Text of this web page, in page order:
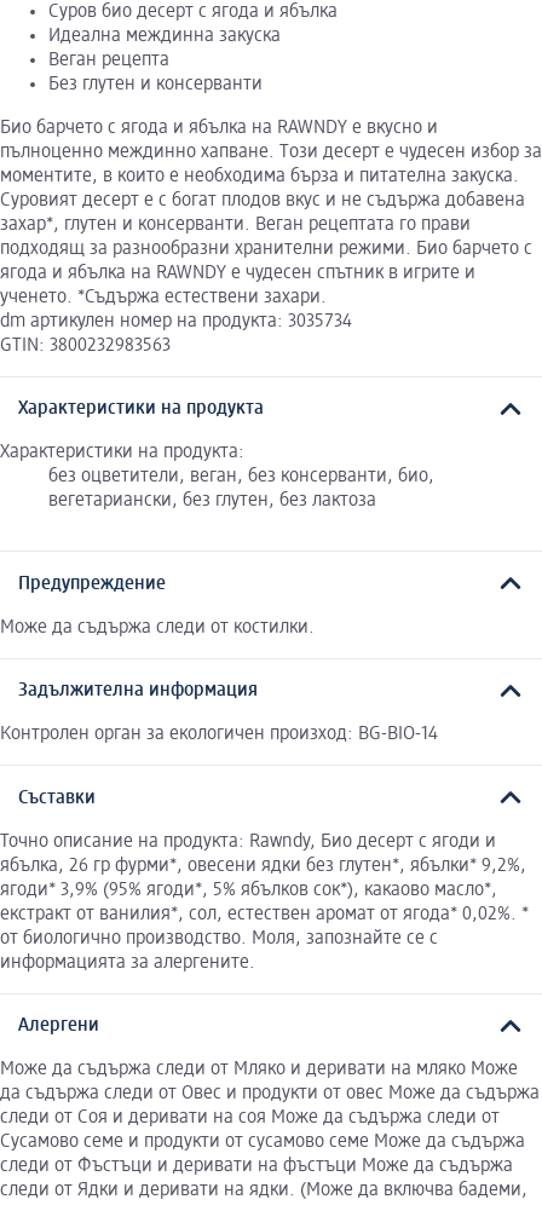
Суров био десерт с ягода и ябълка
Идеална междинна закуска
Веган рецепта
Без глутен и консерванти
Био барчето с ягода и ябълка на RAWNDY е вкусно и
пълноценно междинно хапване. Tози десерт е чудесен избор за
моментите, в които е необходима бърза и питателна закуска.
Суровият десерт е с богат плодов вкус и не съдържа добавена
захар*, глутен и консерванти. Веган рецептата го прави
подходящ за разнообразни хранителни режими. Био барчето с
ягода и ябълка на RAWNDY е чудесен спътник в игрите и
ученето. *Съдържа естествени захари.
dm артикулен номер на продукта: 3035734
GTIN: 3800232983563
Характеристики на продукта
Характеристики на продукта:
без оцветители, веган, без консерванти, био,
вегетариански, без глутен, без лактоза
Предупреждение
Може да съдържа следи от костилки.
Задължителна информация
Контролен орган за екологичен произход: BG-BIO-14
Съставки
Точно описание на продукта: Rawndy, Био десерт с ягоди и
ябълка, 26 гр фурми*, овесени ядки без глутен*, ябълки* 9,2%,
ягоди* 3,9% (95% ягоди*, 5% ябълков сок*), какаово масло*,
екстракт от ванилия*, сол, естествен аромат от ягода* 0,02%. *
от биологично производство. Моля, запознайте се с
информацията за алергените.
Алергени
Може да съдържа следи от Мляко и деривати на мляко Може
да съдържа следи от Овес и продукти от овес Може да съдържа
следи от Соя и деривати на соя Може да съдържа следи от
Сусамово семе и продукти от сусамово семе Може да съдържа
следи от Фъстъци и деривати на фъстъци Може да съдържа
следи от Ядки и деривати на ядки. (Може да включва бадеми,